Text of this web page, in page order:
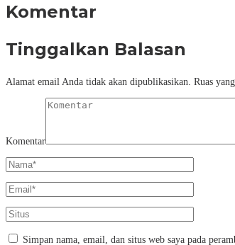
Komentar
Tinggalkan Balasan
Alamat email Anda tidak akan dipublikasikan. Ruas
Komentar
Simpan nama, email, dan situs web saya pada